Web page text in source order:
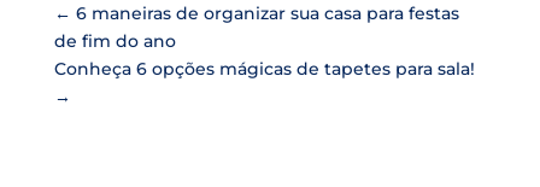
← 6 maneiras de organizar sua casa para festas
de fim do ano
Conheça 6 opções mágicas de tapetes para sala!
→